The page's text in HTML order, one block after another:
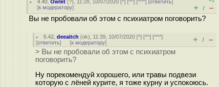
4.40 ,Owlet (?), 11:28, 10/07/2020 [^] [^^] [^^^] [ответить]
[к модератору] + / –
Вы не пробовали об этом с психиатром поговорить?
5.42 ,deeaitch (ok), 11:39, 10/07/2020 [^] [^^] [^^^]
[ответить] [к модератору] + / –
> Вы не пробовали об этом с психиатром
поговорить?
Ну порекомендуй хорошего, или травы подвези
которую с лёней курите, я тоже курну и успокоюсь.